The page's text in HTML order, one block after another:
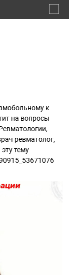
к
на вопросы
ревматолог,
тему